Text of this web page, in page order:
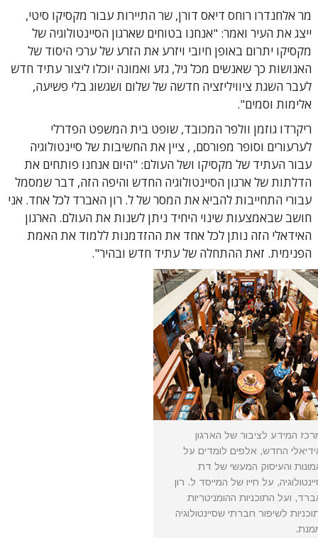
מר אלחנדרו רוחס דיאס דורן, שר התיירות עבור מקסיקו סיטי,
ייצג את העיר ואמר: "אנחנו בטוחים שארגון הסיינטולוגיה של
מקסיקו יתרום באופן חיובי ויזרע את הזרע של ערכי היסוד של
האנושות כך שאנשים מכל גיל, גזע ואמונה יוכלו ליצור עתיד חדש
לעבר השגת ציוויליזציה חדשה של שלום ושגשוג בלי פשיעה,
אלימות וסמים".
ריקרדו גוזמן וולפר המכובד, שופט בית המשפט הפדרלי
לערעורים וסופר מפורסם, , ציין את החשיבות של סיינטולוגיה
עבור העתיד של מקסיקו ושל העולם: "היום אנחנו פותחים את
הדלתות של ארגון הסיינטולוגיה החדש והיפה הזה, דבר שמסמל
עבורי התחייבות להביא את המסר של ל. רון האברד לכל אחד. אני
חושב שבאמצעות שינוי היחיד ניתן לשנות את העולם. הארגון
האידאלי הזה נותן לכל אחד את ההזדמנות ללמוד את האמת
הפנימית. זאת ההתחלה של עתיד חדש ובהיר".
המידע לציבור של הארגון
החדש, אלפים לומדים על
והעיסוק המעשי של דת
על חייו של המייסד ל. רון
ועל התוכניות ההומניטריות
לשיפור חברתי שסיינטולוגיה